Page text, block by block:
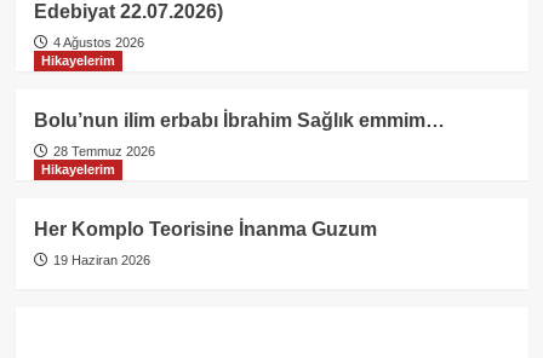
Edebiyat 22.07.2026)
4 Ağustos 2026
Hikayelerim
Bolu’nun ilim erbabı İbrahim Sağlık emmim…
28 Temmuz 2026
Hikayelerim
Her Komplo Teorisine İnanma Guzum
19 Haziran 2026